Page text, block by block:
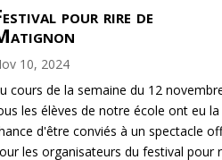
pour rire de
10, 2024
cours de la semaine du 12
les élèves de notre école ont eu la
d'être conviés à un spectacle
les organisateurs du festival pour